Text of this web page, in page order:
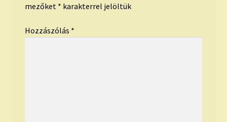
mezőket * karakterrel jelöltük
Hozzászólás *